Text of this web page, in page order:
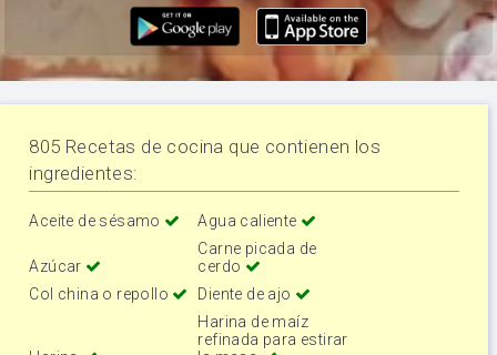
805 Recetas de cocina que contienen los
ingredientes:
Aceite de sésamo Agua caliente
Azúcar
Carne picada de
cerdo
Col china o repollo
Diente de ajo
Harina de maíz
refinada para estirar